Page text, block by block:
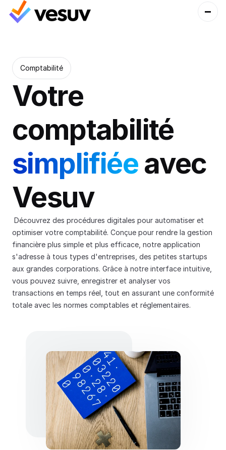
Comptabilité
Votre
comptabilité
simplifiée avec
Vesuv
optimiser votre comptabilité. Conçue pour rendre la gestion
financière plus simple et plus efficace, notre application
s'adresse à tous types d'entreprises, des petites startups
aux grandes corporations. Grâce à notre interface intuitive,
vous pouvez suivre, enregistrer et analyser vos
transactions en temps réel, tout en assurant une conformité
totale avec les normes comptables et réglementaires.